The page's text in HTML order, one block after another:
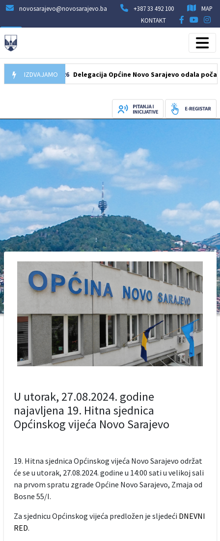
novosarajevo@novosarajevo.ba +387 33 492 100
MAP
KONTAKT
IZDVAJAMO
07.08.2026 Delegacija Općine Novo Sarajevo odala počast
U utorak, 27.08.2024. godine
najavljena 19. Hitna sjednica
Općinskog vijeća Novo Sarajevo
19. Hitna sjednica Općinskog vijeća Novo Sarajevo održat
će se u utorak, 27.08.2024. godine u 14:00 sati u velikoj sali
na prvom spratu zgrade Općine Novo Sarajevo, Zmaja od
Bosne 55/I.
Za sjednicu Općinskog vijeća predložen je sljedeći DNEVNI
RED.